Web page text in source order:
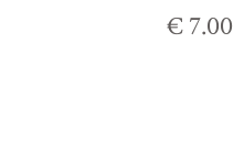
€ 7.00